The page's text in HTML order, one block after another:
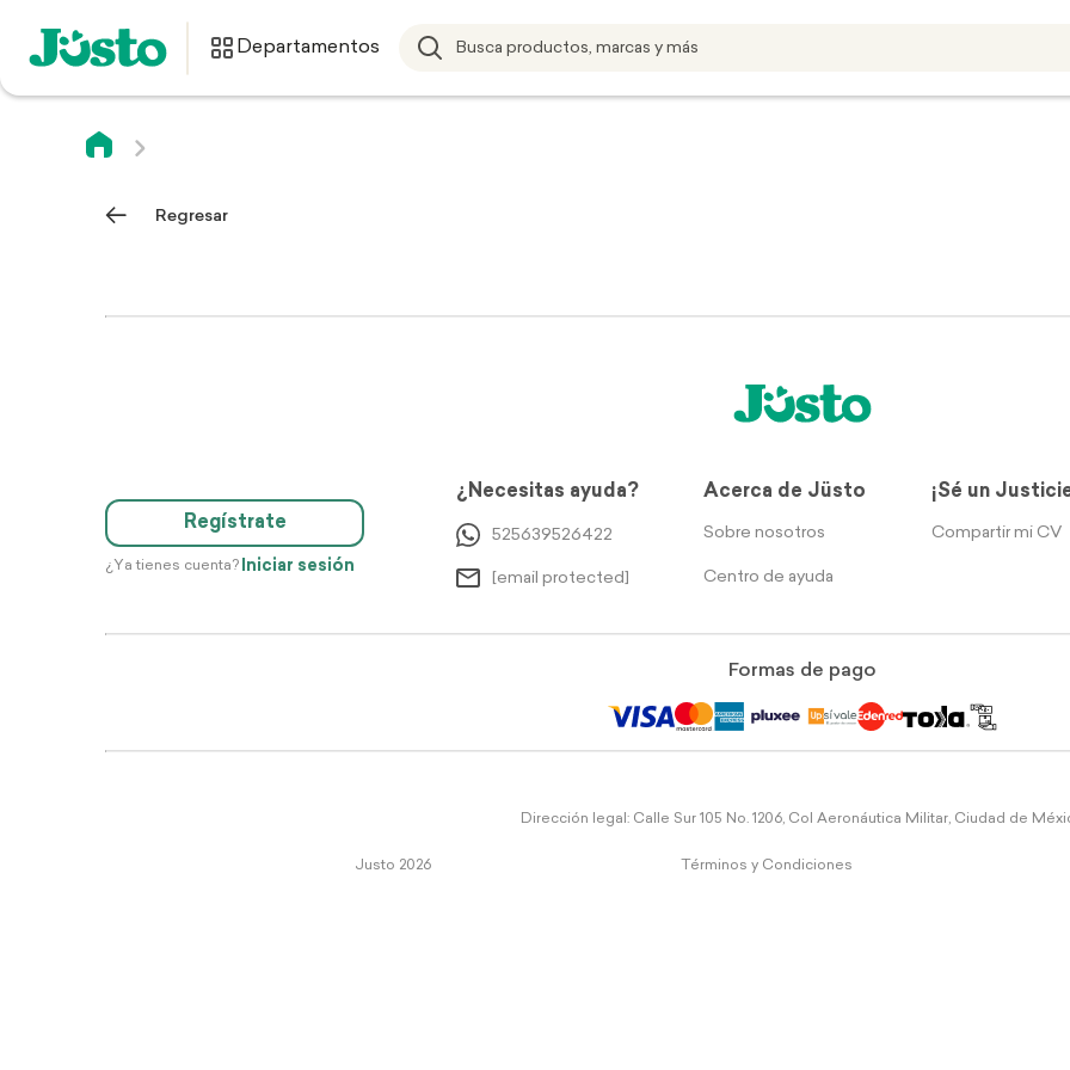
Departamentos
Regresar
Regístrate
¿Ya tienes cuenta? Iniciar sesión
¿Necesitas ayuda?
525639526422
[email protected]
Acerca de Jüsto
Sobre nosotros
Centro de ayuda
¡Sé un
Compartir mi CV
Formas de pago
Dirección legal: Calle Sur 105 No. 1206, Col Aeronáutica Militar, Ciudad de
Justo 2026 Términos y Condiciones